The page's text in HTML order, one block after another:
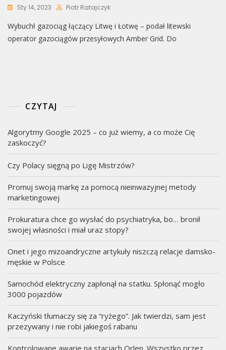
Sty 14, 2023 Piotr Ratajczyk
Wybuchł gazociąg łączący Litwę i Łotwę – podał litewski
operator gazociągów przesyłowych Amber Grid. Do
CZYTAJ
Algorytmy Google 2025 – co już wiemy, a co może Cię
zaskoczyć?
Czy Polacy sięgną po Ligę Mistrzów?
Promuj swoją markę za pomocą nieinwazyjnej metody
marketingowej
Prokuratura chce go wysłać do psychiatryka, bo… bronił
swojej własności i miał uraz stopy?
Onet i jego mizoandryczne artykuły niszczą relacje damsko-
męskie w Polsce
Samochód elektryczny zapłonął na statku. Spłonąć mogło
3000 pojazdów
Kaczyński tłumaczy się za “ryżego”. Jak twierdzi, sam jest
przezywany i nie robi jakiegoś rabanu
Kontrolowane awarie na stacjach Orlen. Wszystko przez